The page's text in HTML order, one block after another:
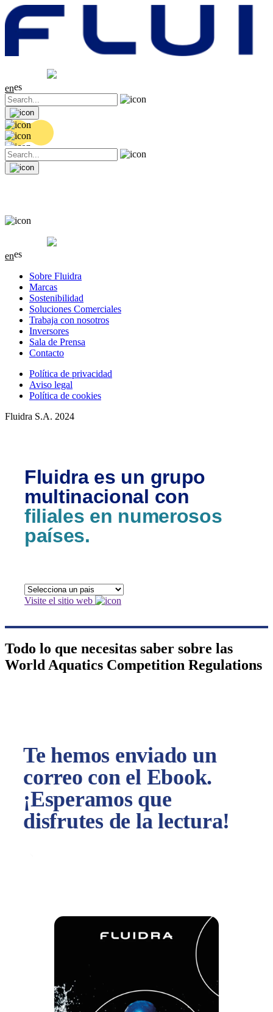
0.04 (+0.2%)
enes
0.04 (+0.2%)
enes
Sobre Fluidra
Marcas
Sostenibilidad
Soluciones Comerciales
Trabaja con nosotros
Inversores
Sala de Prensa
Contacto
Política de privacidad
Aviso legal
Política de cookies
Fluidra S.A. 2024
Fluidra es un grupo
multinacional con
filiales en numerosos
países.
Visite el sitio web
Todo lo que necesitas saber sobre las
World Aquatics Competition Regulations
Te hemos enviado un
correo con el Ebook.
¡Esperamos que
disfrutes de la lectura!